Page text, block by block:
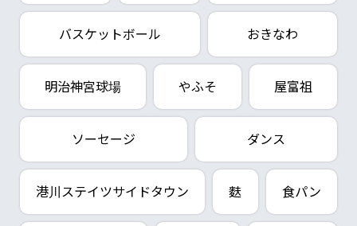
バスケットボール おきなわ
明治神宮球場 やふそ 屋富祖
ソーセージ ダンス
港川ステイツサイドタウン 麩 食パン